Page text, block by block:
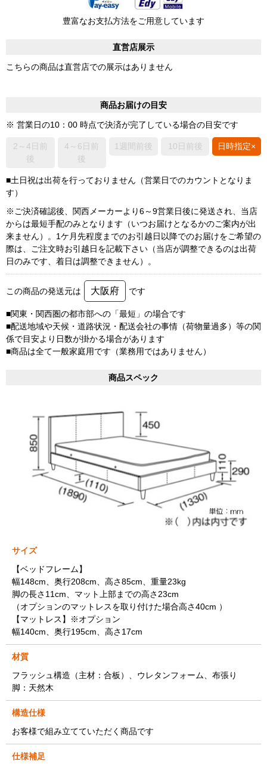
豊富なお支払方法をご用意しています
直営店展示
こちらの商品は直営店での展示はありません
商品お届けの目安
※ 営業日の10：00 時点で決済が完了している場合の目安です
2～4日前
後
4～6日前
後
1週間前後 10日前後 日時指定×
■土日祝は出荷を行っておりません（営業日でのカウントとなりま
す）
※ご決済確認後、関西メーカーより6～9営業日後に発送され、当店
からは最短手配のみとなります（いつお届けとなるかのご案内が出
来ません）。1ケ月先程度までのお引越日以降でのお届けをご希望の
際は、ご注文時お引越日を記載下さい（当店が調整できるのは出荷
日のみです、着日は調整できません）。
この商品の発送元は 大阪府 です
■関東・関西圏の都市部への「最短」の場合です
■配送地域や天候・道路状況・配送会社の事情（荷物量過多）等の関
係で目安より日数が掛かる場合があります
■商品は全て一般家庭用です（業務用ではありません）
商品スペック
サイズ
【ベッドフレーム】
幅148cm、奥行208cm、高さ85cm、重量23kg
脚の長さ11cm、マット上部までの高さ23cm
（オプションのマットレスを取り付けた場合高さ40cm ）
【マットレス】※オプション
幅140cm、奥行195cm、高さ17cm
材質
フラッシュ構造（主材：合板）、ウレタンフォーム、布張り
脚：天然木
構造仕様
お客様で組み立てていただく商品です
仕様補足